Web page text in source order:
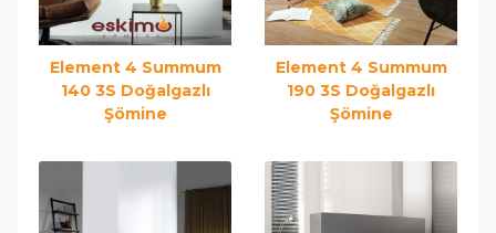
Element 4 Summum
140 3S Doğalgazlı
Şömine
Element 4 Summum
190 3S Doğalgazlı
Şömine